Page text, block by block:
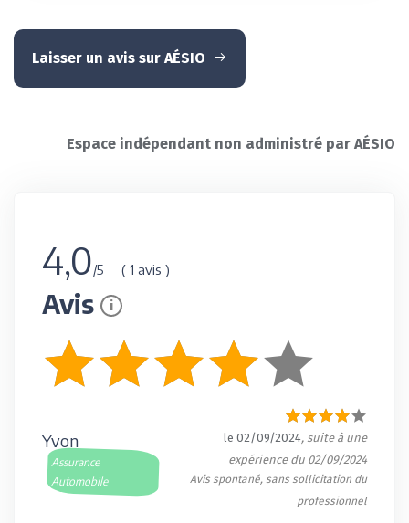
Laisser un avis sur AÉSIO
Espace indépendant non administré par AÉSIO
4,0/5 ( 1 avis )
Avis i
Yvon
Assurance
Automobile
le 02/09/2024, suite à une
expérience du 02/09/2024
Avis spontané, sans sollicitation du
professionnel